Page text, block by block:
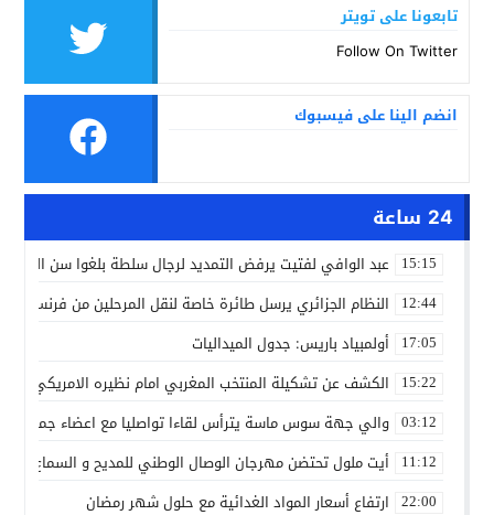
تابعونا على تويتر
Follow On Twitter
انضم الينا على فيسبوك
24 ساعة
15:15 عبد الوافي لفتيت يرفض التمديد لرجال سلطة بلغوا سن التقاعد
12:44 النظام الجزائري يرسل طائرة خاصة لنقل المرحلين من فرنسا
17:05 أولمبياد باريس: جدول الميداليات
15:22 الكشف عن تشكيلة المنتخب المغربي امام نظيره الامريكي
03:12 والي جهة سوس ماسة يترأس لقاءا تواصليا مع اعضاء جماعة
11:12 أيت ملول تحتضن مهرجان الوصال الوطني للمديح و السماع من 25 إلى 30 مارس
22:00 ارتفاع أسعار المواد الغدائية مع حلول شهر رمضان